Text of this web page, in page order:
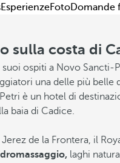
EsperienzeFotoDomande
sulla costa di
ospiti a Novo Sancti-
una delle più
è un hotel di
baia di Cadice.
de la Frontera, il
laghi